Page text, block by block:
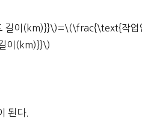
이(km)}}\)=\(\frac{\text{작업
이(km)}}\)
된다.